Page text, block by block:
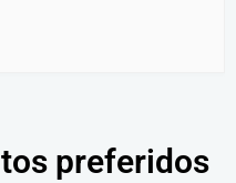
preferidos